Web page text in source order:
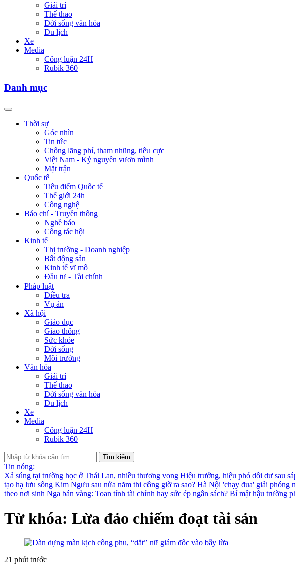
Giải trí
Thể thao
Đời sống văn hóa
Du lịch
Xe
Media
Công luận 24H
Rubik 360
Danh mục
Thời sự
Góc nhìn
Tin tức
Chống lãng phí, tham nhũng, tiêu cực
Việt Nam - Kỷ nguyên vươn mình
Mặt trận
Quốc tế
Tiêu điểm Quốc tế
Thế giới 24h
Công nghệ
Báo chí - Truyền thông
Nghề báo
Công tác hội
Kinh tế
Thị trường - Doanh nghiệp
Bất động sản
Kinh tế vĩ mô
Đầu tư - Tài chính
Pháp luật
Điều tra
Vụ án
Xã hội
Giáo dục
Giao thông
Sức khỏe
Đời sống
Môi trường
Văn hóa
Giải trí
Thể thao
Đời sống văn hóa
Du lịch
Xe
Media
Công luận 24H
Rubik 360
Tìm kiếm
Tin nóng:
Xả súng tại trường học ở Thái Lan, nhiều thương vong Hiệu trưởng, hiệu phó dôi dư sau
tạo hạ lưu sông Kim Ngưu sau nửa năm thi công giờ ra sao? Hà Nội 'chạy đua' giải phóng
theo nơi sinh Nga bán vàng: Toan tính tài chính hay sức ép ngân sách? Bí mật hậu trường
Từ khóa: Lừa đảo chiếm đoạt tài sản
21 phút trước